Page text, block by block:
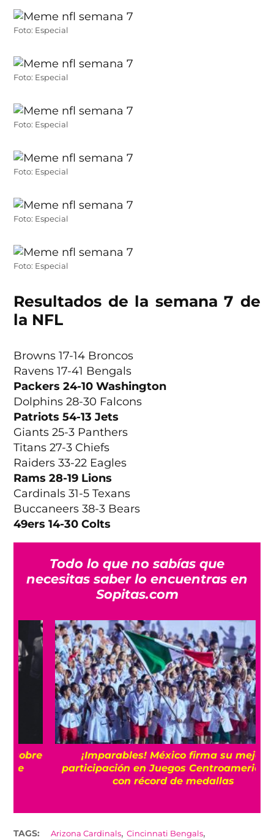
Foto: Especial
Foto: Especial
Foto: Especial
Foto: Especial
Foto: Especial
Foto: Especial
Resultados de la semana 7 de
la NFL
Browns 17-14 Broncos
Ravens 17-41 Bengals
Packers 24-10 Washington
Dolphins 28-30 Falcons
Patriots 54-13 Jets
Giants 25-3 Panthers
Titans 27-3 Chiefs
Raiders 33-22 Eagles
Rams 28-19 Lions
Cardinals 31-5 Texans
Buccaneers 38-3 Bears
49ers 14-30 Colts
Todo lo que no sabías que
necesitas saber lo encuentras en
Sopitas.com
¡Imparables! México firma su mejor
participación en Juegos Centroamericanos
con récord de medallas
TAGS: Arizona Cardinals,Cincinnati Bengals,